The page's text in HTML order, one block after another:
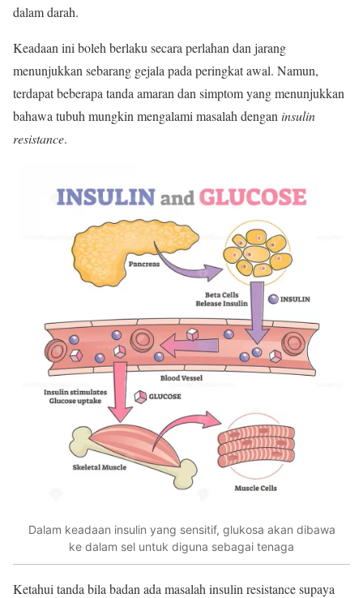
dalam darah.
Keadaan ini boleh berlaku secara perlahan dan jarang
menunjukkan sebarang gejala pada peringkat awal. Namun,
terdapat beberapa tanda amaran dan simptom yang menunjukkan
bahawa tubuh mungkin mengalami masalah dengan insulin
resistance.
Dalam keadaan insulin yang sensitif, glukosa akan dibawa
ke dalam sel untuk diguna sebagai tenaga
Ketahui tanda bila badan ada masalah insulin resistance supaya